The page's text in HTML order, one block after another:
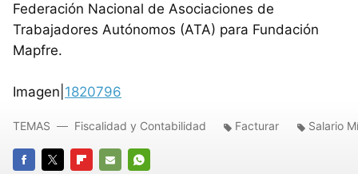
Federación Nacional de Asociaciones de
Trabajadores Autónomos (ATA) para Fundación
Mapfre.
Imagen| 1820796
TEMAS Fiscalidad y Contabilidad Facturar Salario